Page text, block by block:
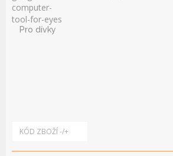
Pro dívky
KÓD ZBOŽÍ -/+